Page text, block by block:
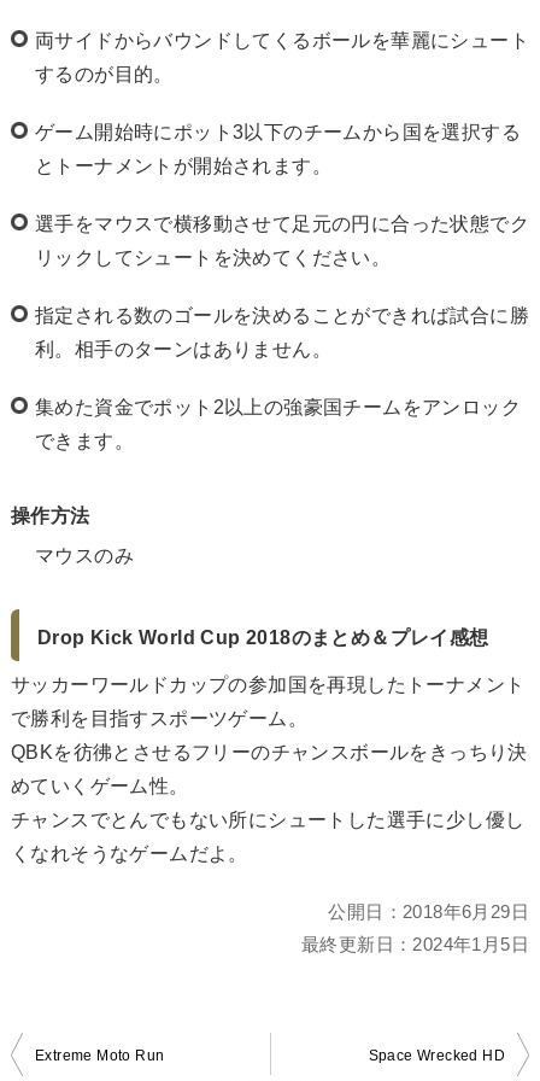
両サイドからバウンドしてくるボールを華麗にシュート
するのが目的。
ゲーム開始時にポット3以下のチームから国を選択する
とトーナメントが開始されます。
選手をマウスで横移動させて足元の円に合った状態でク
リックしてシュートを決めてください。
指定される数のゴールを決めることができれば試合に勝
利。相手のターンはありません。
集めた資金でポット2以上の強豪国チームをアンロック
できます。
操作方法
マウスのみ
Drop Kick World Cup 2018のまとめ＆プレイ感想
サッカーワールドカップの参加国を再現したトーナメント
で勝利を目指すスポーツゲーム。
QBKを彷彿とさせるフリーのチャンスボールをきっちり決
めていくゲーム性。
チャンスでとんでもない所にシュートした選手に少し優し
くなれそうなゲームだよ。
公開日： 2018年6月29日
最終更新日： 2024年1月5日
投
Extreme Moto Run
Space Wrecked HD